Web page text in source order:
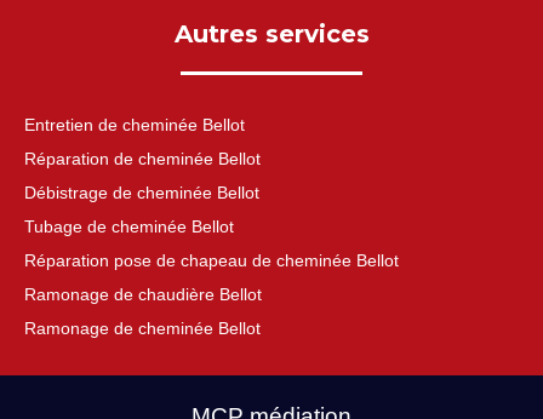
Autres services
Entretien de cheminée Bellot
Réparation de cheminée Bellot
Débistrage de cheminée Bellot
Tubage de cheminée Bellot
Réparation pose de chapeau de cheminée Bellot
Ramonage de chaudière Bellot
Ramonage de cheminée Bellot